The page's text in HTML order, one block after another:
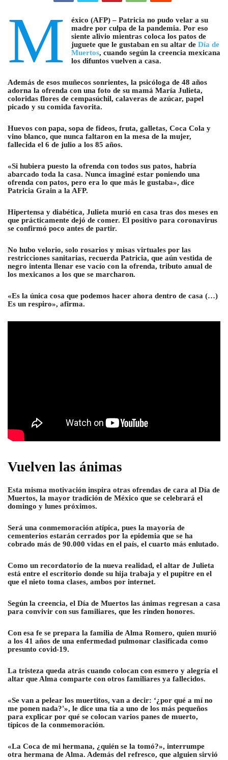
M
éxico (AFP) – Patricia no pudo velar a su
madre por culpa de la pandemia. Por eso
siente alivio mientras coloca los patos de
juguete que le gustaban en su altar de Día de
Muertos, cuando según la creencia mexicana
los difuntos vuelven a casa.
Además de esos muñecos sonrientes, la psicóloga de 48 años
adorna la ofrenda con una foto de su mamá María Julieta,
coloridas flores de cempasúchil, calaveras de azúcar, papel
picado y su comida favorita.
Huevos con papa, sopa de fideos, fruta, galletas, Coca Cola y
vino blanco, que nunca faltaron en la mesa de la mujer,
fallecida el 6 de julio a los 85 años.
«Si hubiera puesto la ofrenda con todos sus patos, habría
abarcado toda la casa. Nunca imaginé estar poniendo una
ofrenda con patos, pero era lo que más le gustaba», dice
Patricia Grain a la AFP.
Hipertensa y diabética, Julieta murió en casa tras dos meses en
que prácticamente dejó de comer. El positivo para coronavirus
se confirmó poco antes de partir.
No hubo velorio, solo rosarios y misas virtuales por las
restricciones sanitarias, recuerda Patricia, que aún vestida de
negro intenta llenar ese vacío con la ofrenda, tributo anual de
los mexicanos a los que se marcharon.
«Es la única cosa que podemos hacer ahora dentro de casa (…)
Es un respiro», afirma.
Vuelven las ánimas
Esta misma motivación inspira otras ofrendas de cara al Día de
Muertos, la mayor tradición de México que se celebrará el
domingo y lunes próximos.
Será una conmemoración atípica, pues la mayoría de
cementerios estarán cerrados por la epidemia que se ha
cobrado más de 90.000 vidas en el país, el cuarto más enlutado.
Como un recordatorio de la nueva realidad, el altar de Julieta
está entre el escritorio donde su hija trabaja y el pupitre en el
que el nieto toma clases, ambos por internet.
Según la creencia, el Día de Muertos las ánimas regresan a casa
para convivir con sus familiares, que les rinden honores.
Con esa fe se prepara la familia de Alma Romero, quien murió
a los 41 años de una enfermedad pulmonar clasificada como
presunto covid-19.
La tristeza queda atrás cuando colocan con esmero y alegría el
altar que Alma comparte con otros familiares ya fallecidos.
«Se van a pelear los muertitos, van a decir: ‘¿por qué a mí no
me ponen nada?'», le dice una tía a uno de los más pequeños
para explicar por qué se colocan varios panes de muerto,
típicos de la conmemoración.
«La Coca de mi hermana, ¿quién se la tomó?», interrumpe
otra hermana de Alma. Además del refresco, que alguien sirvió